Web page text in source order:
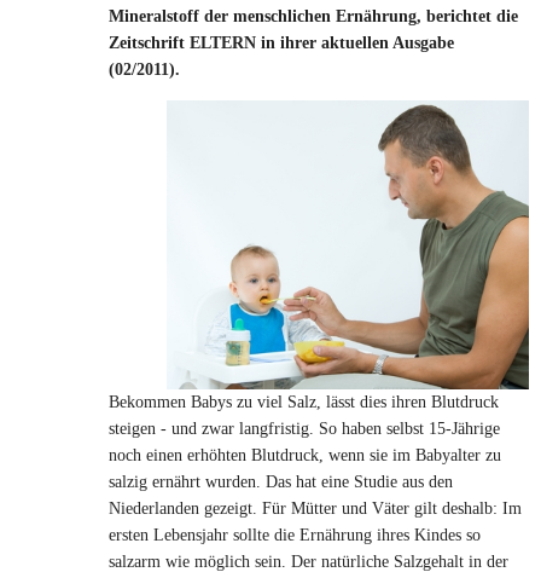
Mineralstoff der menschlichen Ernährung, berichtet die
Zeitschrift ELTERN in ihrer aktuellen Ausgabe
(02/2011).
Bekommen Babys zu viel Salz, lässt dies ihren Blutdruck
steigen - und zwar langfristig. So haben selbst 15-Jährige
noch einen erhöhten Blutdruck, wenn sie im Babyalter zu
salzig ernährt wurden. Das hat eine Studie aus den
Niederlanden gezeigt. Für Mütter und Väter gilt deshalb: Im
ersten Lebensjahr sollte die Ernährung ihres Kindes so
salzarm wie möglich sein. Der natürliche Salzgehalt in der